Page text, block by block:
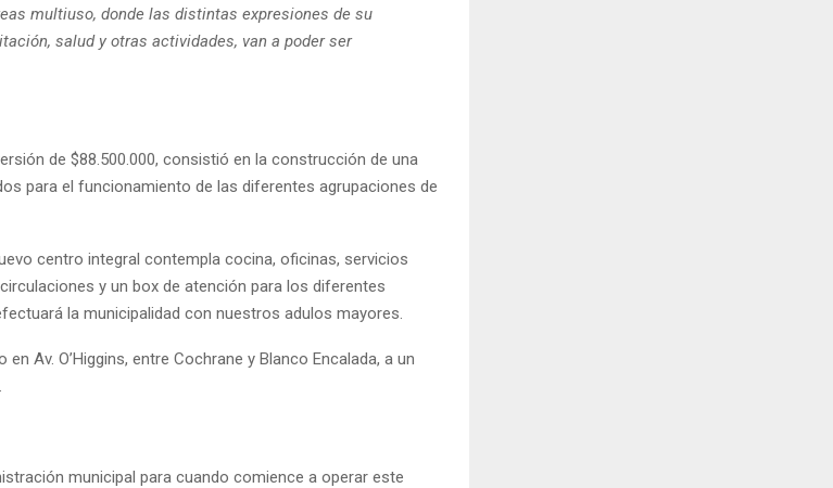
multiuso, donde las distintas expresiones de su
salud y otras actividades, van a poder ser
de $88.500.000, consistió en la construcción de una
para el funcionamiento de las diferentes agrupaciones de
centro integral contempla cocina, oficinas, servicios
y un box de atención para los diferentes
la municipalidad con nuestros adulos mayores.
Av. O’Higgins, entre Cochrane y Blanco Encalada, a un
municipal para cuando comience a operar este